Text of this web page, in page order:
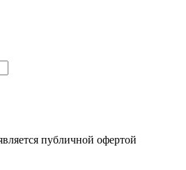
публичной офертой